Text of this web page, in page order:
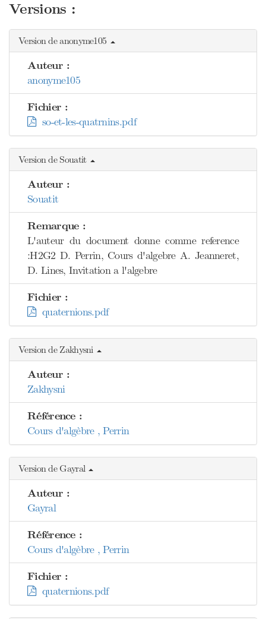
Versions :
Version de anonyme105
Auteur :
anonyme105
Fichier :
so-et-les-quatrnins.pdf
Version de Souatit
Auteur :
Souatit
Remarque :
L'auteur du document donne comme reference
:H2G2 D. Perrin, Cours d'algebre A. Jeanneret,
D. Lines, Invitation a l'algebre
Fichier :
quaternions.pdf
Version de Zakhysni
Auteur :
Zakhysni
Référence :
Cours d'algèbre , Perrin
Version de Gayral
Auteur :
Gayral
Référence :
Cours d'algèbre , Perrin
Fichier :
quaternions.pdf